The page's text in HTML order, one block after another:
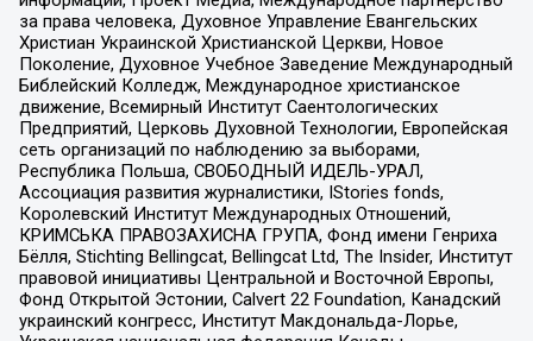
за права человека, Духовное Управление Евангельских
Христиан Украинской Христианской Церкви, Новое
Поколение, Духовное Учебное Заведение Международный
Библейский Колледж, Международное христианское
движение, Всемирный Институт Саентологических
Предприятий, Церковь Духовной Технологии, Европейская
сеть организаций по наблюдению за выборами,
Республика Польша, СВОБОДНЫЙ ИДЕЛЬ-УРАЛ,
Ассоциация развития журналистики, IStories fonds,
Королевский Институт Международных Отношений,
КРИМСЬКА ПРАВОЗАХИСНА ГРУПА, Фонд имени Генриха
Бёлля, Stichting Bellingcat, Bellingcat Ltd, The Insider, Институт
правовой инициативы Центральной и Восточной Европы,
Фонд Открытой Эстонии, Calvert 22 Foundation, Канадский
украинский конгресс, Институт Макдональда-Лорье,